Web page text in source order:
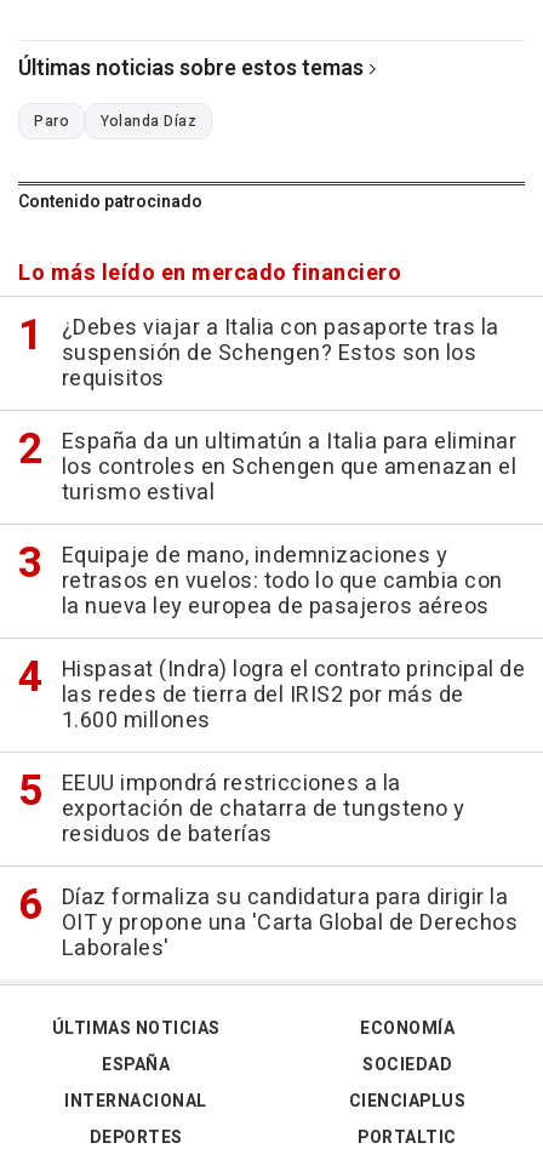
Últimas noticias sobre estos temas
Paro Yolanda Díaz
Contenido patrocinado
Lo más leído en mercado financiero
¿Debes viajar a Italia con pasaporte tras la
suspensión de Schengen? Estos son los
requisitos
España da un ultimatún a Italia para eliminar
los controles en Schengen que amenazan el
turismo estival
Equipaje de mano, indemnizaciones y
retrasos en vuelos: todo lo que cambia con
la nueva ley europea de pasajeros aéreos
Hispasat (Indra) logra el contrato principal de
las redes de tierra del IRIS2 por más de
1.600 millones
EEUU impondrá restricciones a la
exportación de chatarra de tungsteno y
residuos de baterías
Díaz formaliza su candidatura para dirigir la
OIT y propone una 'Carta Global de Derechos
Laborales'
ÚLTIMAS NOTICIAS
ESPAÑA
INTERNACIONAL
DEPORTES
ECONOMÍA
SOCIEDAD
CIENCIAPLUS
PORTALTIC